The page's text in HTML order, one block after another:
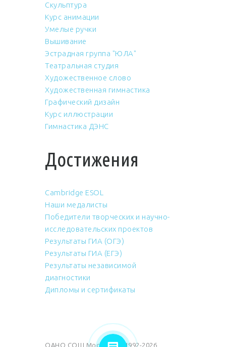
Скульптура
Курс анимации
Умелые ручки
Вышивание
Эстрадная группа "ЮЛА"
Театральная студия
Художественное слово
Художественная гимнастика
Графический дизайн
Курс иллюстрации
Гимнастика ДЭНС
Достижения
Cambridge ESOL
Наши медалисты
Победители творческих и научно-
исследовательских проектов
Результаты ГИА (ОГЭ)
Результаты ГИА (ЕГЭ)
Результаты независимой
диагностики
Дипломы и сертификаты
ОАНО СОШ Москвич © 1992-2026